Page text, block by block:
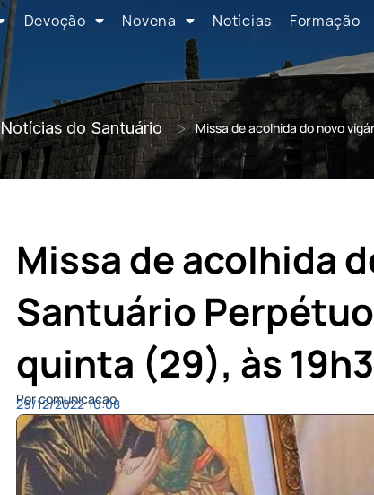
Devoção Novena Notícias Formação
Notícias do Santuário > Missa de acolhida do novo
Missa de acolhida
Santuário
quinta (29), às
Por comunicacao
29/12/2022 10:08